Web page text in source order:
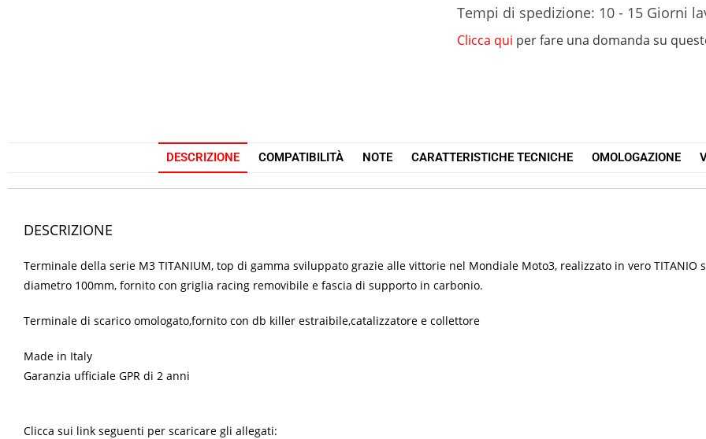
Tempi di spedizione: 10 - 15 Giorni
Clicca qui per fare una domanda su
DESCRIZIONE COMPATIBILITÀ NOTE CARATTERISTICHE TECNICHE OMOLOGAZIONE
DESCRIZIONE
Terminale della serie M3 TITANIUM, top di gamma sviluppato grazie alle vittorie nel Mondiale Moto3, realizzato in vero TITANIO
diametro 100mm, fornito con griglia racing removibile e fascia di supporto in carbonio.
Terminale di scarico omologato,fornito con db killer estraibile,catalizzatore e collettore
Made in Italy
Garanzia ufficiale GPR di 2 anni
Clicca sui link seguenti per scaricare gli allegati: